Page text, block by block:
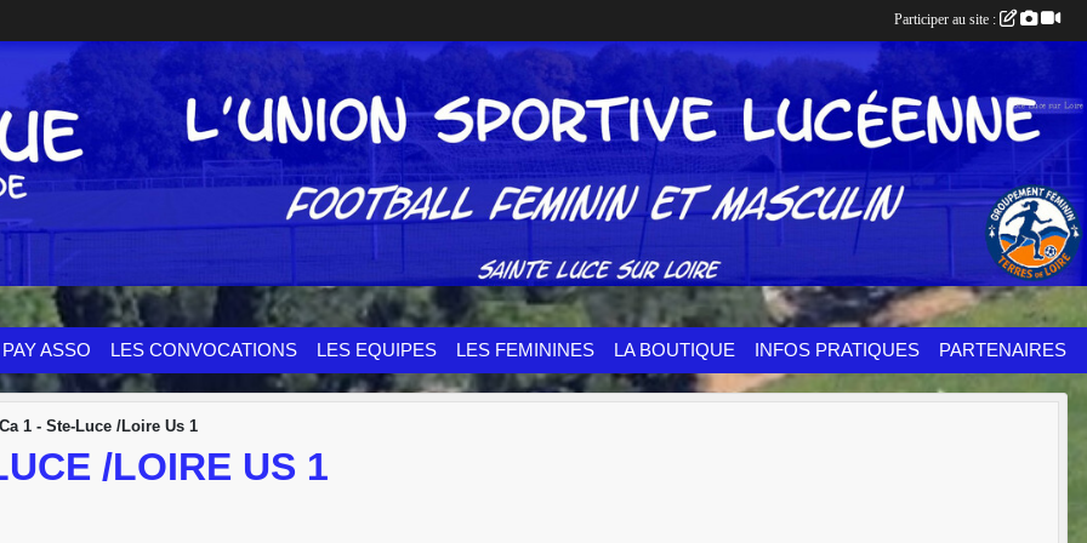
PAY ASSO LES CONVOCATIONS LES EQUIPES LES FEMININES LA BOUTIQUE INFOS PRATIQUES PARTENAIRES
1 - Ste-Luce /Loire Us 1
/LOIRE US 1
Participer au site :